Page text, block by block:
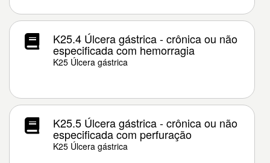
K25.4 Úlcera gástrica - crônica ou não
especificada com hemorragia
K25 Úlcera gástrica
K25.5 Úlcera gástrica - crônica ou não
especificada com perfuração
K25 Úlcera gástrica